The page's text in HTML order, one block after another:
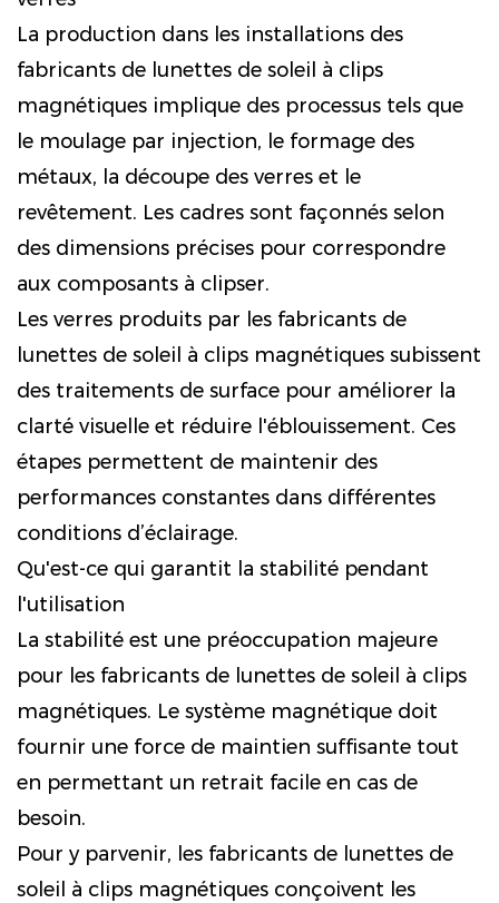
La production dans les installations des
fabricants de lunettes de soleil à clips
magnétiques implique des processus tels que
le moulage par injection, le formage des
métaux, la découpe des verres et le
revêtement. Les cadres sont façonnés selon
des dimensions précises pour correspondre
aux composants à clipser.
Les verres produits par les fabricants de
lunettes de soleil à clips magnétiques subissent
des traitements de surface pour améliorer la
clarté visuelle et réduire l'éblouissement. Ces
étapes permettent de maintenir des
performances constantes dans différentes
conditions d’éclairage.
Qu'est-ce qui garantit la stabilité pendant
l'utilisation
La stabilité est une préoccupation majeure
pour les fabricants de lunettes de soleil à clips
magnétiques. Le système magnétique doit
fournir une force de maintien suffisante tout
en permettant un retrait facile en cas de
besoin.
Pour y parvenir, les fabricants de lunettes de
soleil à clips magnétiques conçoivent les